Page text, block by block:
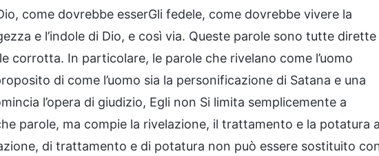
come dovrebbe esserGli fedele, come dovrebbe vivere la
e l’indole di Dio, e così via. Queste parole sono tutte dirette
corrotta. In particolare, le parole che rivelano come l’uomo
di come l’uomo sia la personificazione di Satana e una
l’opera di giudizio, Egli non Si limita semplicemente a
parole, ma compie la rivelazione, il trattamento e la potatura a
di trattamento e di potatura non può essere sostituito